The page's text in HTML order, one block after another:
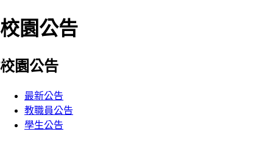
校園公告
:::
校園公告
最新公告
教職員公告
學生公告